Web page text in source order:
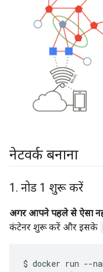
नेटवर्क बनाना
1 . नोड 1 शुरू करें
अगर आपने पहले से ऐसा
कंटेनर शुरू करें और इसके
$ docker run --